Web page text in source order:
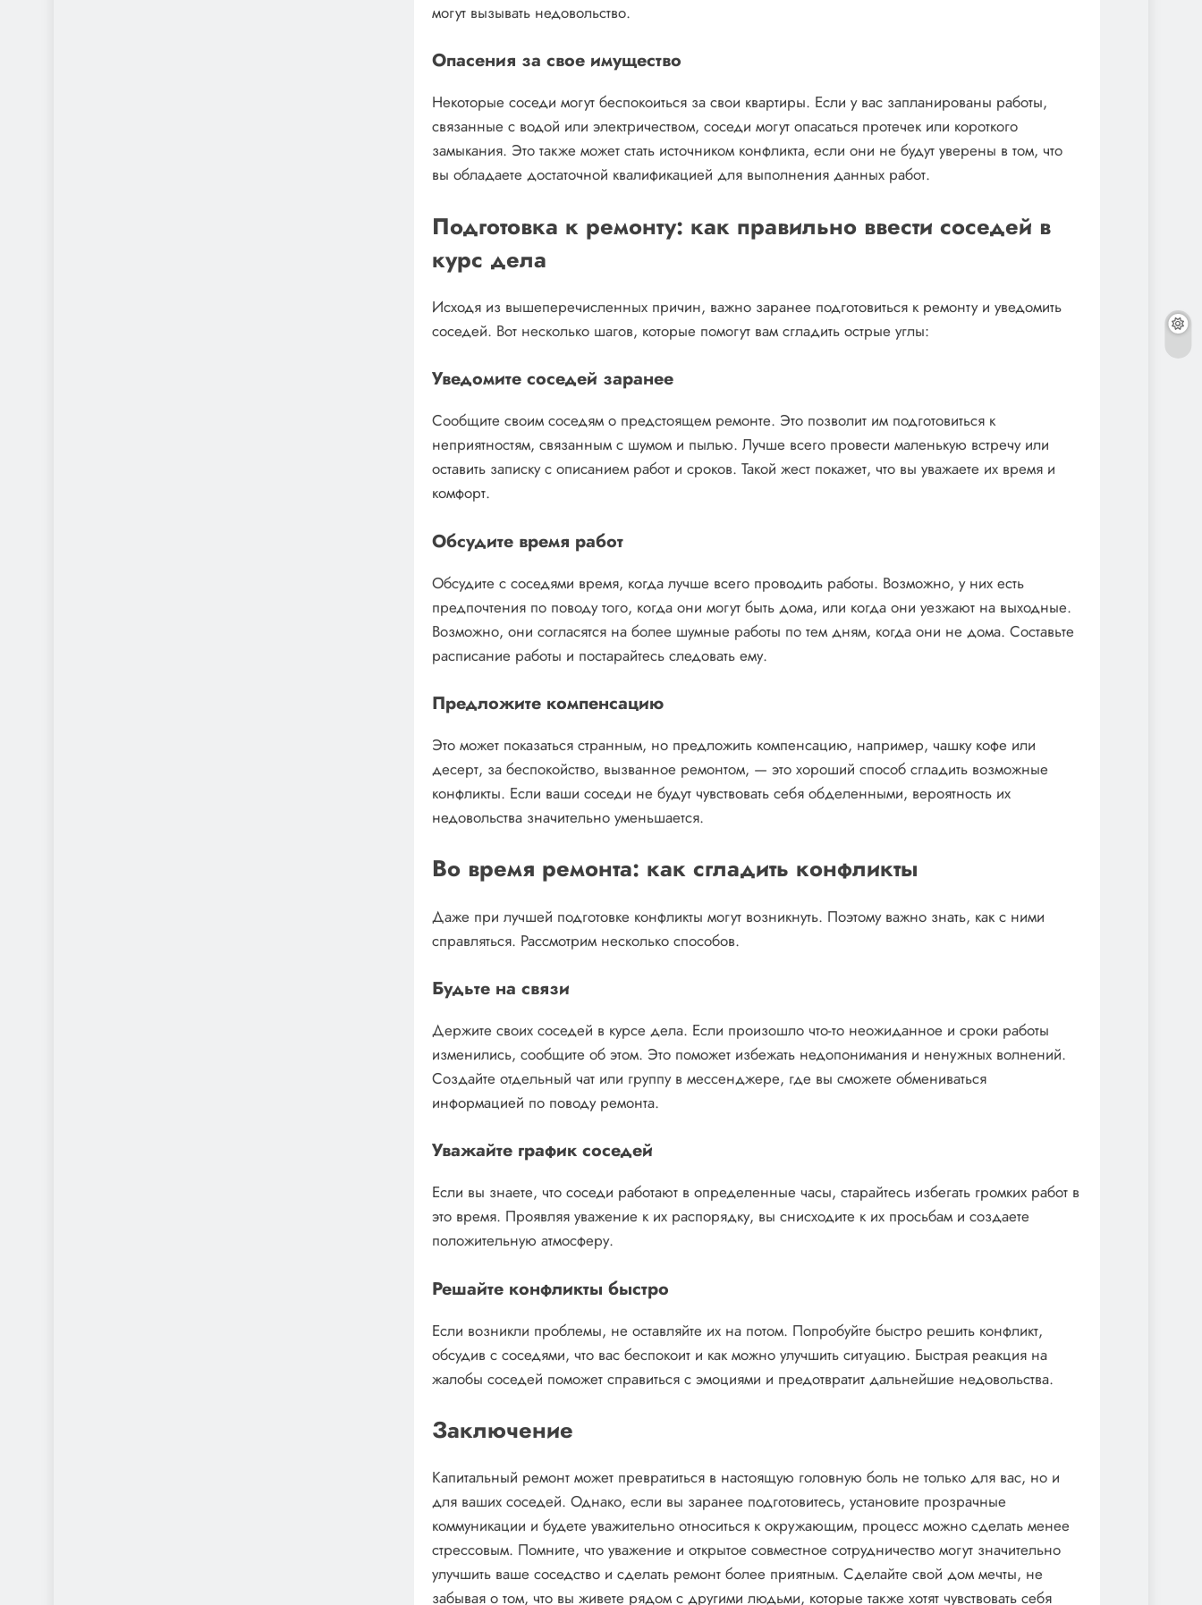
могут вызывать недовольство.
Опасения за свое имущество
Некоторые соседи могут беспокоиться за свои квартиры. Если у вас запланированы работы,
связанные с водой или электричеством, соседи могут опасаться протечек или короткого
замыкания. Это также может стать источником конфликта, если они не будут уверены в том, что
вы обладаете достаточной квалификацией для выполнения данных работ.
Подготовка к ремонту: как правильно ввести соседей в
курс дела
Исходя из вышеперечисленных причин, важно заранее подготовиться к ремонту и уведомить
соседей. Вот несколько шагов, которые помогут вам сгладить острые углы:
Уведомите соседей заранее
Сообщите своим соседям о предстоящем ремонте. Это позволит им подготовиться к
неприятностям, связанным с шумом и пылью. Лучше всего провести маленькую встречу или
оставить записку с описанием работ и сроков. Такой жест покажет, что вы уважаете их время и
комфорт.
Обсудите время работ
Обсудите с соседями время, когда лучше всего проводить работы. Возможно, у них есть
предпочтения по поводу того, когда они могут быть дома, или когда они уезжают на выходные.
Возможно, они согласятся на более шумные работы по тем дням, когда они не дома. Составьте
расписание работы и постарайтесь следовать ему.
Предложите компенсацию
Это может показаться странным, но предложить компенсацию, например, чашку кофе или
десерт, за беспокойство, вызванное ремонтом, — это хороший способ сгладить возможные
конфликты. Если ваши соседи не будут чувствовать себя обделенными, вероятность их
недовольства значительно уменьшается.
Во время ремонта: как сгладить конфликты
Даже при лучшей подготовке конфликты могут возникнуть. Поэтому важно знать, как с ними
справляться. Рассмотрим несколько способов.
Будьте на связи
Держите своих соседей в курсе дела. Если произошло что-то неожиданное и сроки работы
изменились, сообщите об этом. Это поможет избежать недопонимания и ненужных волнений.
Создайте отдельный чат или группу в мессенджере, где вы сможете обмениваться
информацией по поводу ремонта.
Уважайте график соседей
Если вы знаете, что соседи работают в определенные часы, старайтесь избегать громких работ в
это время. Проявляя уважение к их распорядку, вы снисходите к их просьбам и создаете
положительную атмосферу.
Решайте конфликты быстро
Если возникли проблемы, не оставляйте их на потом. Попробуйте быстро решить конфликт,
обсудив с соседями, что вас беспокоит и как можно улучшить ситуацию. Быстрая реакция на
жалобы соседей поможет справиться с эмоциями и предотвратит дальнейшие недовольства.
Заключение
Капитальный ремонт может превратиться в настоящую головную боль не только для вас, но и
для ваших соседей. Однако, если вы заранее подготовитесь, установите прозрачные
коммуникации и будете уважительно относиться к окружающим, процесс можно сделать менее
стрессовым. Помните, что уважение и открытое совместное сотрудничество могут значительно
улучшить ваше соседство и сделать ремонт более приятным. Сделайте свой дом мечты, не
забывая о том, что вы живете рядом с другими людьми, которые также хотят чувствовать себя